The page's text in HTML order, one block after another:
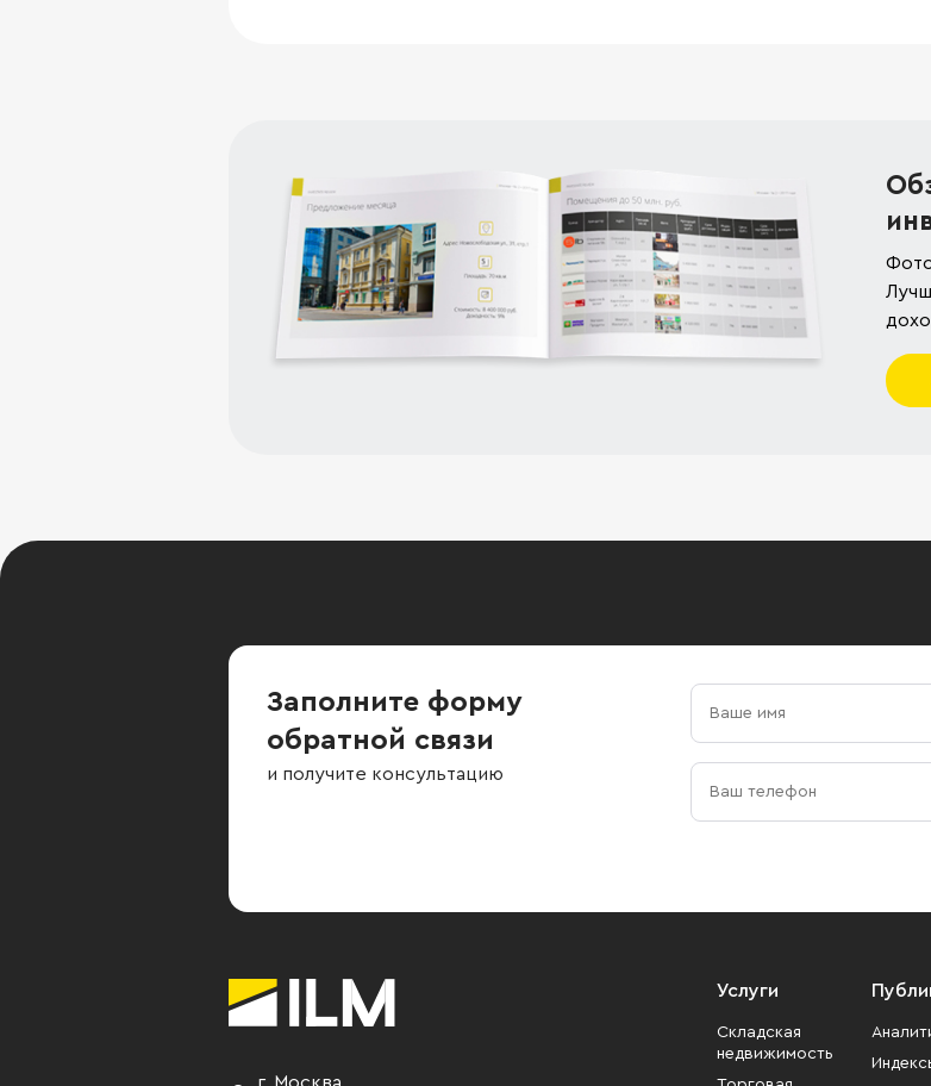
Заполните форму
обратной связи
и получите консультацию
Услуги
Складская
недвижимость